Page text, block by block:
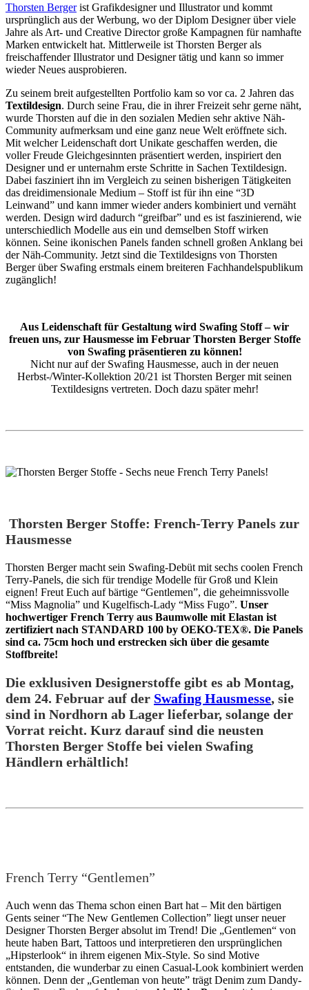
Thorsten Bergerist Grafikdesigner und Illustrator und kommt
ursprünglich aus der Werbung, wo der Diplom Designer über viele
Jahre als Art- und Creative Director große Kampagnen für namhafte
Marken entwickelt hat. Mittlerweile ist Thorsten Berger als
freischaffender Illustrator und Designer tätig und kann so immer
wieder Neues ausprobieren.
Zu seinem breit aufgestellten Portfolio kam so vor ca. 2 Jahren das
Textildesign. Durch seine Frau, die in ihrer Freizeit sehr gerne näht,
wurde Thorsten auf die in den sozialen Medien sehr aktive Näh-
Community aufmerksam und eine ganz neue Welt eröffnete sich.
Mit welcher Leidenschaft dort Unikate geschaffen werden, die
voller Freude Gleichgesinnten präsentiert werden, inspiriert den
Designer und er unternahm erste Schritte in Sachen Textildesign.
Dabei fasziniert ihn im Vergleich zu seinen bisherigen Tätigkeiten
das dreidimensionale Medium – Stoff ist für ihn eine “3D
Leinwand” und kann immer wieder anders kombiniert und vernäht
werden. Design wird dadurch “greifbar” und es ist faszinierend, wie
unterschiedlich Modelle aus ein und demselben Stoff wirken
können. Seine ikonischen Panels fanden schnell großen Anklang bei
der Näh-Community. Jetzt sind die Textildesigns von Thorsten
Berger über Swafing erstmals einem breiteren Fachhandelspublikum
zugänglich!
Aus Leidenschaft für Gestaltung wird Swafing Stoff – wir
freuen uns, zur Hausmesse im Februar Thorsten Berger Stoffe
von Swafing präsentieren zu können!
Nicht nur auf der Swafing Hausmesse, auch in der neuen
Herbst-/Winter-Kollektion 20/21 ist Thorsten Berger mit seinen
Textildesigns vertreten. Doch dazu später mehr!
Thorsten Berger Stoffe: French-Terry Panels zur
Hausmesse
Thorsten Berger macht sein Swafing-Debüt mit sechs coolen French
Terry-Panels, die sich für trendige Modelle für Groß und Klein
eignen! Freut Euch auf bärtige “Gentlemen”, die geheimnissvolle
“Miss Magnolia” und Kugelfisch-Lady “Miss Fugo”. Unser
hochwertiger French Terry aus Baumwolle mit Elastan ist
zertifiziert nach STANDARD 100 by OEKO-TEX®. Die Panels
sind ca. 75cm hoch und erstrecken sich über die gesamte
Stoffbreite!
Die exklusiven Designerstoffe gibt es ab Montag,
dem 24. Februar auf der Swafing Hausmesse, sie
sind in Nordhorn ab Lager lieferbar, solange der
Vorrat reicht. Kurz darauf sind die neusten
Thorsten Berger Stoffe bei vielen Swafing
Händlern erhältlich!
French Terry “Gentlemen”
Auch wenn das Thema schon einen Bart hat – Mit den bärtigen
Gents seiner “The New Gentlemen Collection” liegt unser neuer
Designer Thorsten Berger absolut im Trend! Die „Gentlemen“ von
heute haben Bart, Tattoos und interpretieren den ursprünglichen
„Hipsterlook“ in ihrem eigenen Mix-Style. So sind Motive
entstanden, die wunderbar zu einen Casual-Look kombiniert werden
können. Denn der „Gentleman von heute” trägt Denim zum Dandy-